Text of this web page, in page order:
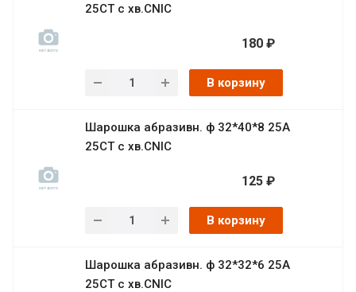
25СТ с хв.CNIC
180 ₽
В корзину
Шарошка абразивн. ф 32*40*8 25А
25СТ с хв.CNIC
125 ₽
В корзину
Шарошка абразивн. ф 32*32*6 25А
25СТ с хв.CNIC